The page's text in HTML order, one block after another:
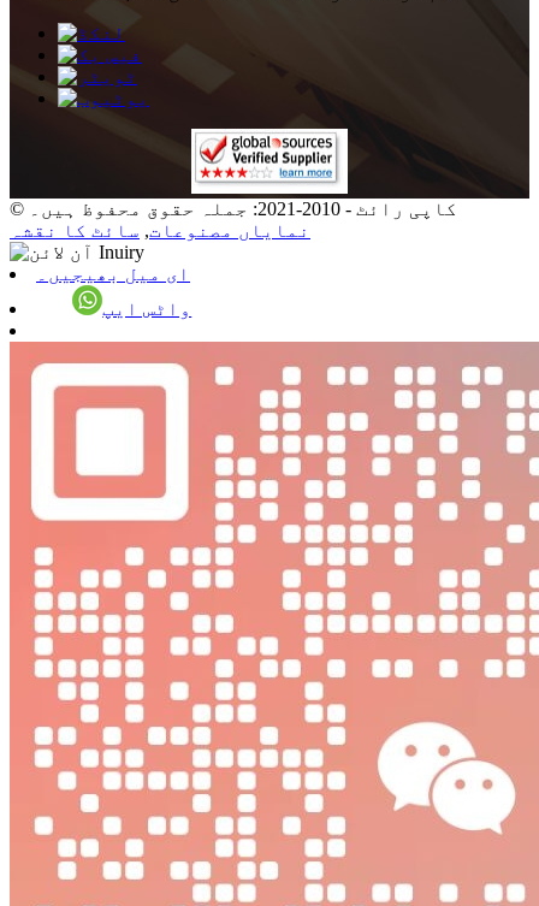
© کاپی رائٹ - 2010-2021: جملہ حقوق محفوظ ہیں۔
نمایاں مصنوعات, سائٹ کا نقشہ
ای میل بھیجیں۔
واٹس ایپ